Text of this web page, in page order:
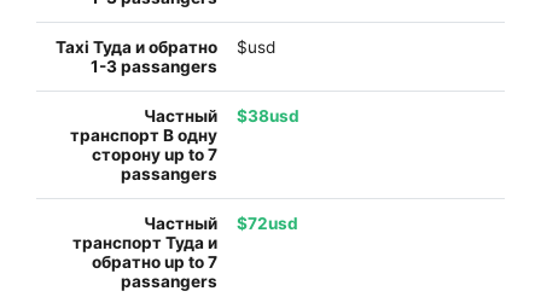
$usd
$38usd
$72usd